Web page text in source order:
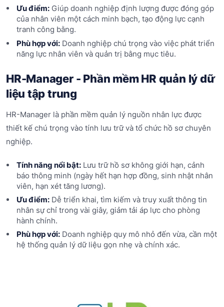
Ưu điểm:Giúp doanh nghiệp định lượng được đóng góp
của nhân viên một cách minh bạch, tạo động lực cạnh
tranh công bằng.
Phù hợp với:Doanh nghiệp chú trọng vào việc phát triển
năng lực nhân viên và quản trị bằng mục tiêu.
HR-Manager - Phần mềm HR quản lý dữ
liệu tập trung
HR-Manager là phần mềm quản lý nguồn nhân lực được
thiết kế chú trọng vào tính lưu trữ và tổ chức hồ sơ chuyên
nghiệp.
Tính năng nổi bật:Lưu trữ hồ sơ không giới hạn, cảnh
báo thông minh (ngày hết hạn hợp đồng, sinh nhật nhân
viên, hạn xét tăng lương).
Ưu điểm:Dễ triển khai, tìm kiếm và truy xuất thông tin
nhân sự chỉ trong vài giây, giảm tải áp lực cho phòng
hành chính.
Phù hợp với:Doanh nghiệp quy mô nhỏ đến vừa, cần một
hệ thống quản lý dữ liệu gọn nhẹ và chính xác.